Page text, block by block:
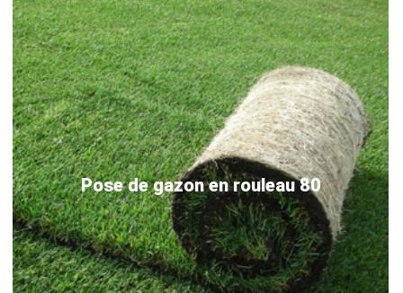
Pose de gazon en rouleau 80